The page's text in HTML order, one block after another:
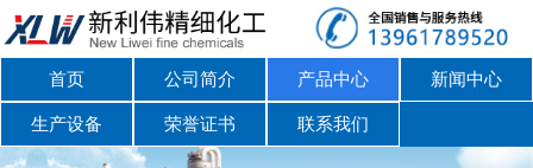
首页 公司简介 产品中心 新闻中心
生产设备 荣誉证书 联系我们